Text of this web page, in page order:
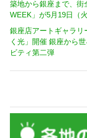
築地から銀座まで、
WEEK」が5月19日（
銀座店アートギャラ
く光」開催 銀座から
ビティ第二弾